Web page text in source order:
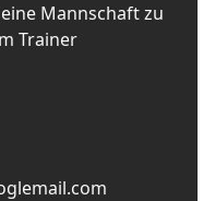
Mannschaft zu
Trainer